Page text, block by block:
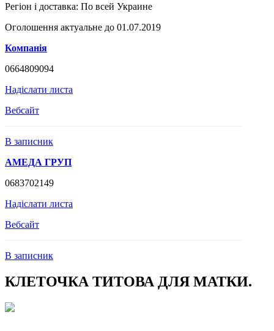
Регіон і доставка: По всей Украине
Оголошення актуальне до 01.07.2019
Компанія
0664809094
Надіслати листа
Вебсайт
В записник
АМЕДА ГРУП
0683702149
Надіслати листа
Вебсайт
В записник
КЛЕТОЧКА ТИТОВА ДЛЯ МАТКИ.